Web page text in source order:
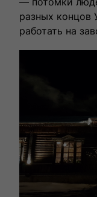
разных концов
работать на